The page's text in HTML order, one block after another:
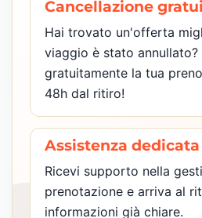
Cancellazione
Hai trovato un'offerta
viaggio è stato annullato?
gratuitamente la tua
48h dal ritiro!
Assistenza dedicata
Ricevi supporto nella
prenotazione e arriva al
informazioni già chiare.